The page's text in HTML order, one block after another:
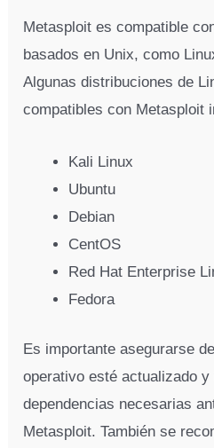
Metasploit es compatible
basados en Unix, como
Algunas distribuciones de
compatibles con Metasploit
Kali Linux
Ubuntu
Debian
CentOS
Red Hat Enterprise
Fedora
Es importante asegurarse
operativo esté actualizado y
dependencias necesarias
Metasploit. También se